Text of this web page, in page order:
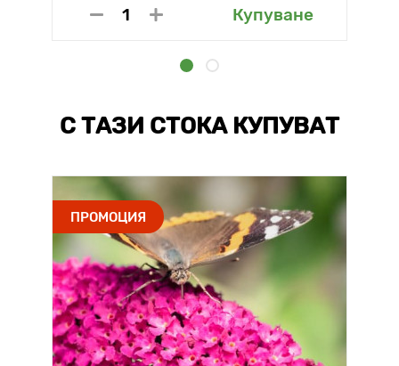
Купуване
С ТАЗИ СТОКА КУПУВАТ
ПРОМОЦИЯ